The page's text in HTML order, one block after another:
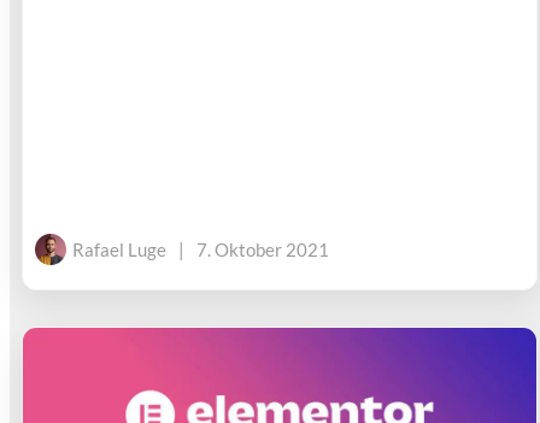
Rafael Luge | 7. Oktober 2021